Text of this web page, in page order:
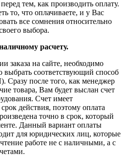
тем, как производить оплату.
то, что оплачиваете, и у Вас
все сомнения относительно
выбора.
расчету.
заказа на сайте, необходимо
выбрать соответствующий способ
Сразу после того, как менеджер
товара, Вам будет выслан счет
Счет имеет
действия, поэтому оплата
точно в срок, который
Данный вариант оплаты
для юридических лиц, которые
работе не с наличными, а с